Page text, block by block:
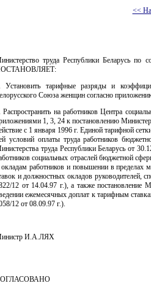
<<
труда Республики Беларусь по
Установить тарифные разряды и
Союза женщин согласно
Распространить на работников Центра
1, 3, 24 к постановлению
с 1 января 1996 г. Единой тарифной
условий оплаты труда работников
труда Республики Беларусь от
социальных отраслей бюджетной
работников и повышении в пределах
и должностных окладов руководителей,
12 от 14.04.97 г.), а также постановление
ежемесячных доплат к тарифным
12 от 08.09.97 г.).
И.А.ЛЯХ